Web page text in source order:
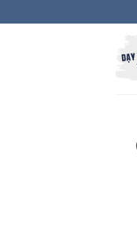
qua